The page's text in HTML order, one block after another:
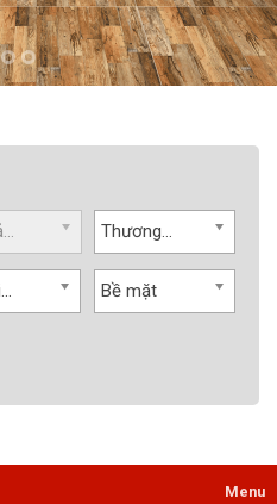
Loại sản phẩm Thương hiệu
Chất Liệu Bề mặt
Menu